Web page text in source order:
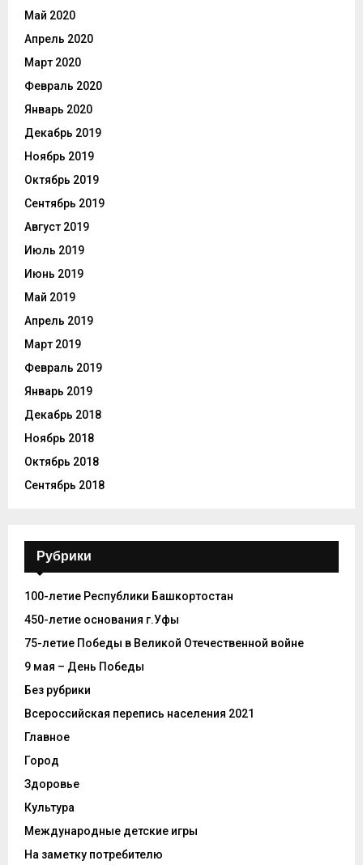
Май 2020
Апрель 2020
Март 2020
Февраль 2020
Январь 2020
Декабрь 2019
Ноябрь 2019
Октябрь 2019
Сентябрь 2019
Август 2019
Июль 2019
Июнь 2019
Май 2019
Апрель 2019
Март 2019
Февраль 2019
Январь 2019
Декабрь 2018
Ноябрь 2018
Октябрь 2018
Сентябрь 2018
Рубрики
100-летие Республики Башкортостан
450-летие основания г.Уфы
75-летие Победы в Великой Отечественной войне
9 мая – День Победы
Без рубрики
Всероссийская перепись населения 2021
Главное
Город
Здоровье
Культура
Международные детские игры
На заметку потребителю